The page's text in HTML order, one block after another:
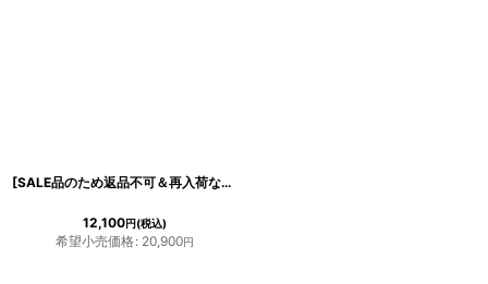
[SALE品のため返品不可＆再入荷なしの現品限り][韓国製][rinfarre]シンプル・ドレープ・マット
12,100円(税込)
希望小売価格: 20,900円